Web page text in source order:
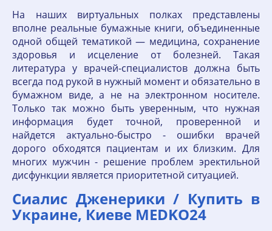
На наших виртуальных полках представлены
вполне реальные бумажные книги, объединенные
одной общей тематикой — медицина, сохранение
здоровья и исцеление от болезней. Такая
литература у врачей-специалистов должна быть
всегда под рукой в нужный момент и обязательно в
бумажном виде, а не на электронном носителе.
Только так можно быть уверенным, что нужная
информация будет точной, проверенной и
найдется актуально-быстро - ошибки врачей
дорого обходятся пациентам и их близким. Для
многих мужчин - решение проблем эректильной
дисфункции является приоритетной ситуацией.
Сиалис Дженерики / Купить в
Украине, Киеве MEDKO24